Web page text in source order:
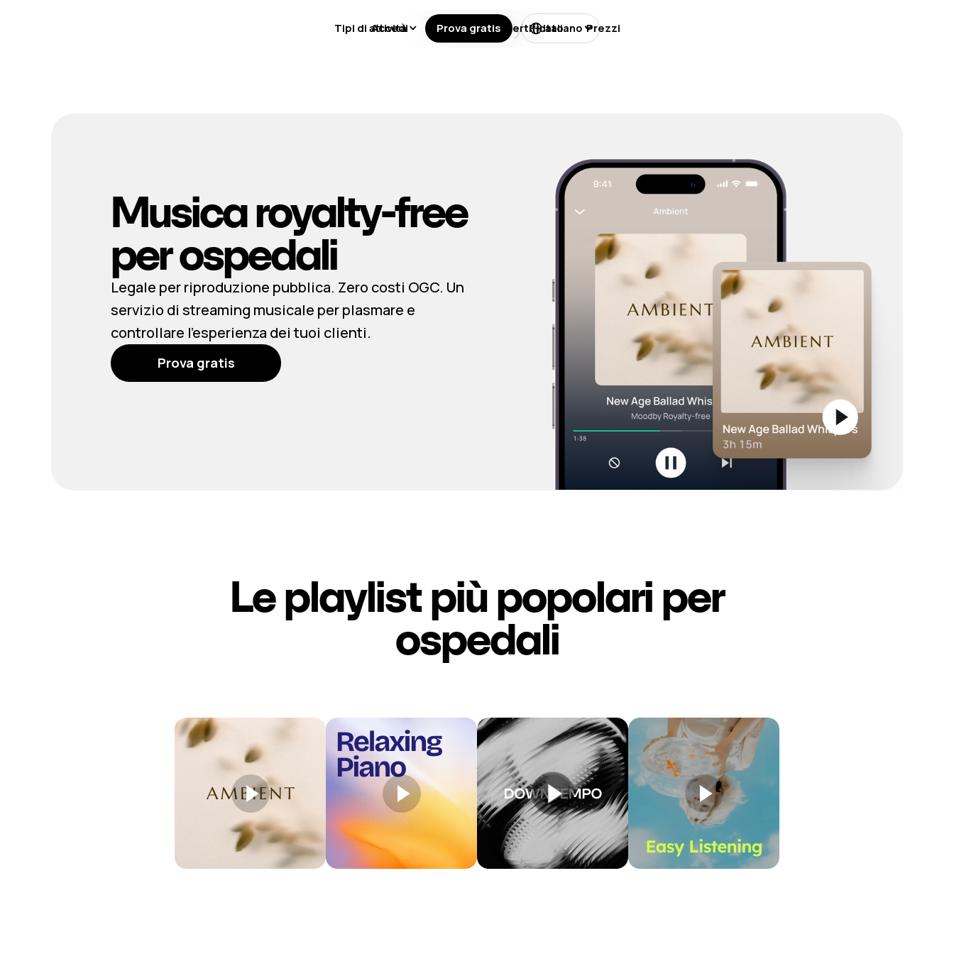
Musica royalty-free
per ospedali
Legale per riproduzione pubblica. Zero costi OGC. Un
servizio di streaming musicale per plasmare e
controllare l’esperienza dei tuoi clienti.
Prova gratis
Le playlist più popolari per
ospedali
Tipi di attività Licenze Certificato Prezzi
Accedi Prova gratis Italiano